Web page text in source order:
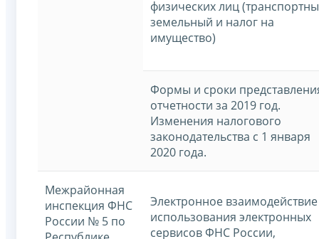
физических лиц
земельный и налог на
имущество)
Формы и сроки
отчетности за 2019 год.
Изменения налогового
законодательства с 1 января
2020 года.
Межрайонная
инспекция ФНС
России № 5 по
Электронное
использования электронных
сервисов ФНС России,